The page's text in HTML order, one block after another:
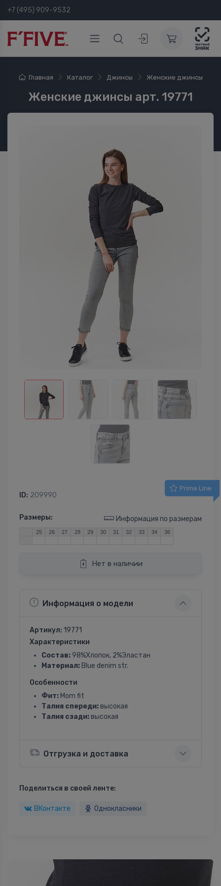
+7 (495) 909-9532
Главная Каталог Джинсы Женские джинсы
Женские джинсы арт. 19771
Prime Line
ID: 209990
Размеры: Информация по размерам
25 26 27 28 29 30 31 32 33 34 36
Нет в наличии
Информация о модели
Артикул: 19771
Характеристики
Состав: 98%Хлопок, 2%Эластан
Материал: Blue denim str.
Особенности
Фит: Mom fit
Талия спереди: высокая
Талия сзади: высокая
Отгрузка и доставка
Поделиться в своей ленте:
ВКонтакте Однокласники